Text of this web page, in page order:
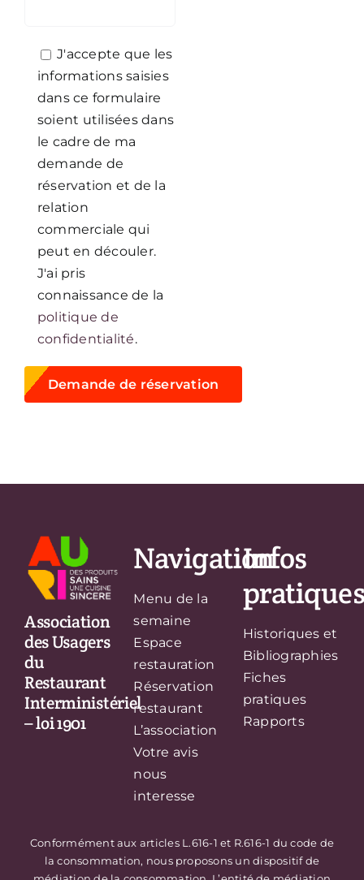
J'accepte que les
informations saisies
dans ce formulaire
soient utilisées dans
le cadre de ma
demande de
réservation et de la
relation
commerciale qui
peut en découler.
J'ai pris
connaissance de la
politique de
confidentialité.
Association
des Usagers
du
Restaurant
Interministériel
– loi 1901
Navigation
Menu de la
semaine
Espace
restauration
Réservation
restaurant
L’association
Votre avis
nous
interesse
Infos
Historiques et
Bibliographies
Fiches
pratiques
Rapports
Conformément aux articles L.616-1 et R.616-1 du code de
la consommation, nous proposons un dispositif de